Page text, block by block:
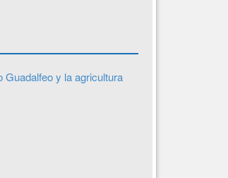
Guadalfeo y la agricultura